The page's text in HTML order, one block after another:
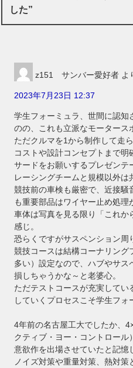
した”
z151 サンバー愛好者 よ
2023年7月23日 12:37
学生フォーミュラ、世間に認知
のの、これも立派なモータース
ただクルマを1から制作して走
コストや設計コンセプトまで
サードをお願いするプレゼン
レーシングチームと規模以外は
競技前の車検も厳密で、近接騒
も重要部品はワイヤー止め処理
車体は写真を見る限り「これか
感じ。
恐らくですがサスペンション周
競技コースは結構コーナリン
多い）設定なので、ハブやサ
損しちゃうかな～と老婆心。
ただテストコースが充実して
していくプロセスこそ学生フォ
4年前の名古屋工大でしたか、
クティブ・ヨー・コントロー
意欲作を出場させていたと記憶
ノイズ対策や重量対策、熱対